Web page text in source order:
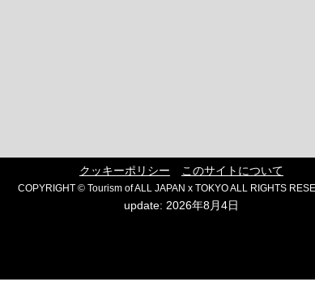
クッキーポリシー このサイトについて
COPYRIGHT © Tourism of ALL JAPAN x TOKYO ALL RIGHTS
update: 2026年8月4日